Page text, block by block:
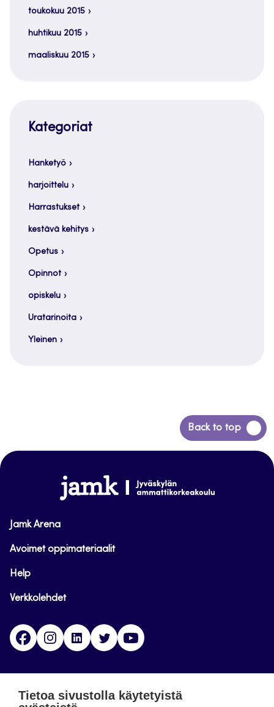
toukokuu 2015
huhtikuu 2015
maaliskuu 2015
Kategoriat
Hanketyö
harjoittelu
Harrastukset
kestävä kehitys
Opetus
Opinnot
opiskelu
Uratarinoita
Yleinen
Back to top
Siirry
takaisin
www.jamk.fi
Jamk Arena
Avoimet oppimateriaalit
Help
Verkkolehdet
FacebookInstagramLinkedinTwitter
Tietoa sivustolla käytetyistä